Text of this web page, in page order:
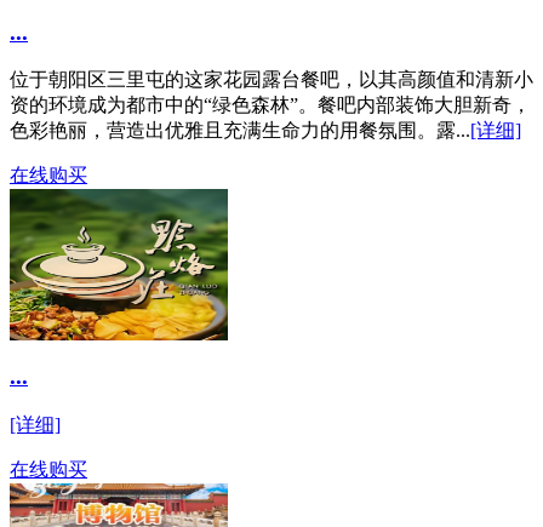
...
位于朝阳区三里屯的这家花园露台餐吧，以其高颜值和清新小
资的环境成为都市中的“绿色森林”。餐吧内部装饰大胆新奇，
色彩艳丽，营造出优雅且充满生命力的用餐氛围。露...[详细]
在线购买
...
[详细]
在线购买